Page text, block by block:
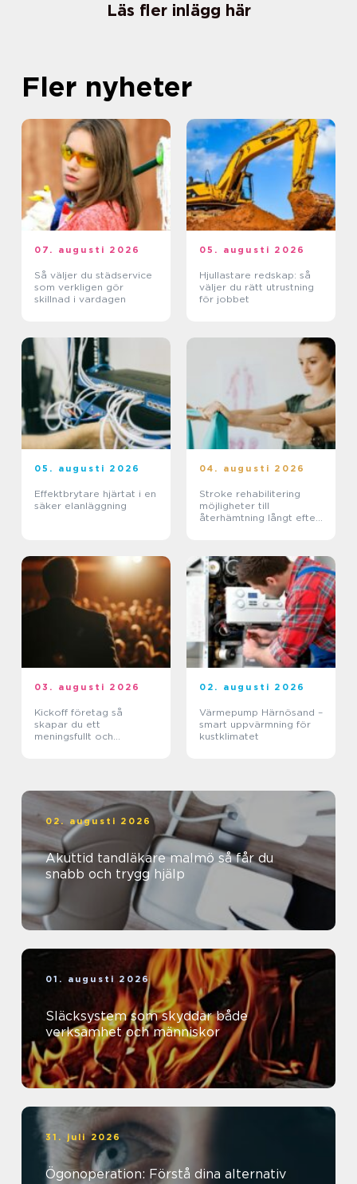
Läs fler inlägg här
Fler nyheter
07. augusti 2026
Så väljer du städservice
som verkligen gör
skillnad i vardagen
05. augusti 2026
Hjullastare redskap: så
väljer du rätt utrustning
för jobbet
05. augusti 2026
Effektbrytare hjärtat i en
säker elanläggning
04. augusti 2026
Stroke rehabilitering
möjligheter till
återhämtning långt efter
03. augusti 2026
Kickoff företag så
skapar du ett
meningsfullt och
02. augusti 2026
Värmepump Härnösand –
smart uppvärmning för
kustklimatet
02. augusti 2026
Akuttid tandläkare malmö så får du
snabb och trygg hjälp
01. augusti 2026
Släcksystem som skyddar både
verksamhet och människor
31. juli 2026
Ögonoperation: Förstå dina alternativ